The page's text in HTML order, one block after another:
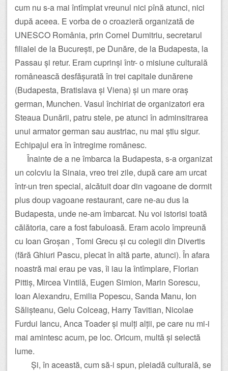
cum nu s-a mai întîmplat vreunul nici pînă atunci, nici
după aceea. E vorba de o croazieră organizată de
UNESCO România, prin Cornel Dumitriu, secretarul
filialei de la București, pe Dunăre, de la Budapesta, la
Passau și retur. Eram cuprinși într- o misiune culturală
românească desfășurată în trei capitale dunărene
(Budapesta, Bratislava și Viena) și un mare oraș
german, Munchen. Vasul închiriat de organizatori era
Steaua Dunării, patru stele, pe atunci în adminsitrarea
unui armator german sau austriac, nu mai știu sigur.
Echipajul era în întregime românesc.
Înainte de a ne îmbarca la Budapesta, s-a organizat
un colcviu la Sinaia, vreo trei zile, după care am urcat
într-un tren special, alcătuit doar din vagoane de dormit
plus doup vagoane restaurant, care ne-au dus la
Budapesta, unde ne-am îmbarcat. Nu voi istorisi toată
călătoria, care a fost fabuloasă. Eram acolo împreună
cu Ioan Groșan , Tomi Grecu și cu colegii din Divertis
(fără Ghiuri Pascu, plecat în altă parte, atunci). În afara
noastră mai erau pe vas, îi iau la întîmplare, Florian
Pittiș, Mircea Vintilă, Eugen Simion, Marin Sorescu,
Ioan Alexandru, Emilia Popescu, Sanda Manu, Ion
Sălișteanu, Gelu Colceag, Harry Tavitian, Nicolae
Furdui Iancu, Anca Toader și mulți alții, pe care nu mi-i
mai amintesc acum, pe loc. Oricum, multă și selectă
lume.
Și, în această, cum să-i spun, pleiadă culturală, se